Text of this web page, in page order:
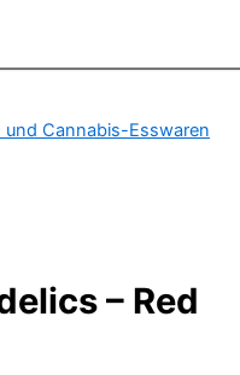
und Cannabis-Esswaren
– Red